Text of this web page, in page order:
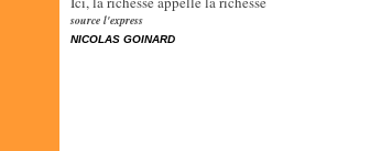
source l'express
NICOLAS GOINARD